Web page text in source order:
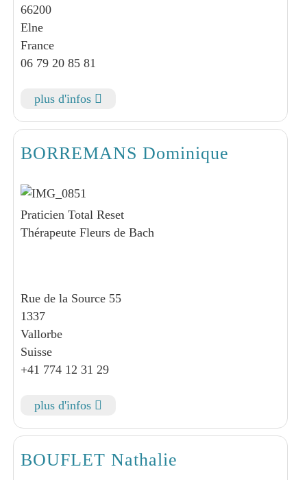
66200
Elne
France
06 79 20 85 81
plus d'infos
BORREMANS Dominique
Praticien Total Reset
Thérapeute Fleurs de Bach
Rue de la Source 55
1337
Vallorbe
Suisse
+41 774 12 31 29
plus d'infos
BOUFLET Nathalie